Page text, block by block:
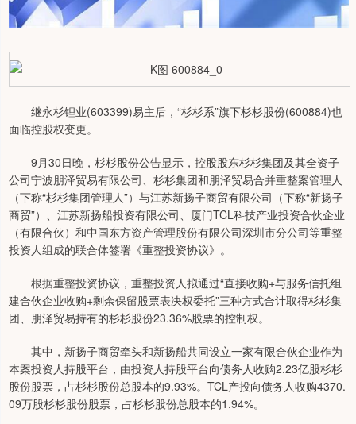
继永杉锂业(603399)易主后，“杉杉系”旗下杉杉股份(600884)也
面临控股权变更。
9月30日晚，杉杉股份公告显示，控股股东杉杉集团及其全资子
公司宁波朋泽贸易有限公司、杉杉集团和朋泽贸易合并重整案管理人
（下称“杉杉集团管理人”）与江苏新扬子商贸有限公司（下称“新扬子
商贸”）、江苏新扬船投资有限公司、厦门TCL科技产业投资合伙企业
（有限合伙）和中国东方资产管理股份有限公司深圳市分公司等重整
投资人组成的联合体签署《重整投资协议》。
根据重整投资协议，重整投资人拟通过“直接收购+与服务信托组
建合伙企业收购+剩余保留股票表决权委托”三种方式合计取得杉杉集
团、朋泽贸易持有的杉杉股份23.36%股票的控制权。
其中，新扬子商贸牵头和新扬船共同设立一家有限合伙企业作为
本案投资人持股平台，由投资人持股平台向债务人收购2.23亿股杉杉
股份股票，占杉杉股份总股本的9.93%。TCL产投向债务人收购4370.
09万股杉杉股份股票，占杉杉股份总股本的1.94%。